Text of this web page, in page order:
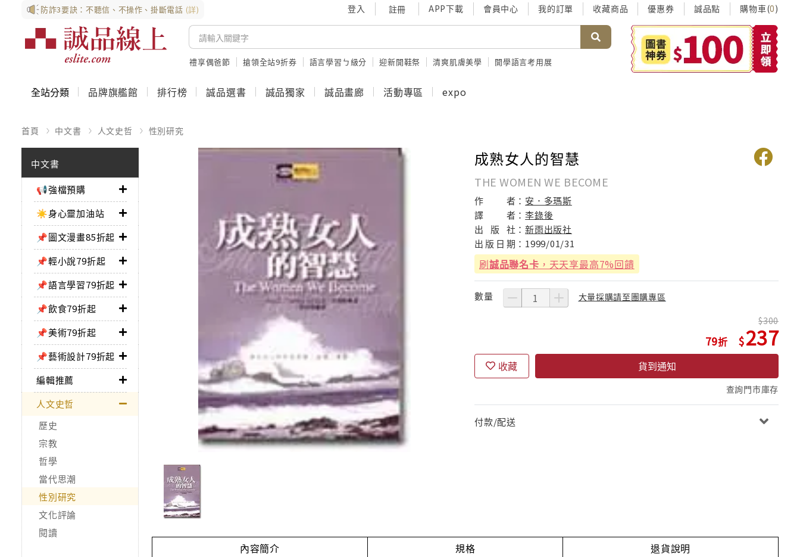
防詐3要訣：不聽信、不操作、掛斷電話 (詳) 登入 註冊 APP下載 會員中心 我的訂單 收藏商品 優惠券 誠品點 購物車(0)
禮享偶爸節 搶領全站9折券 語言學習ㄅ級分 迎新開鞋祭 清爽肌膚美學 開學語言考用展
全站分類 品牌旗艦館 排行榜 誠品選書 誠品獨家 誠品畫廊 活動專區 expo
首頁 中文書 人文史哲 性別研究
中文書
📢強檔預購
☀️身心靈加油站
📌圖文漫畫85折起
📌輕小說79折起
📌語言學習79折起
📌飲食79折起
📌美術79折起
📌藝術設計79折起
編輯推薦
人文史哲
歷史
宗教
哲學
當代思潮
性別研究
文化評論
閱讀
成熟女人的智慧
THE WOMEN WE BECOME
作 者： 安．多瑪斯
譯
者：李錄後
出
版 社：新雨出版社
出 版 日 期： 1999/01/31
刷誠品聯名卡 ，天天享最高7%回饋
數量 大量採購請至團購專區
79
300
237
收藏 貨到通知
查詢門市庫存
付款/配送
內容簡介 規格 退貨說明